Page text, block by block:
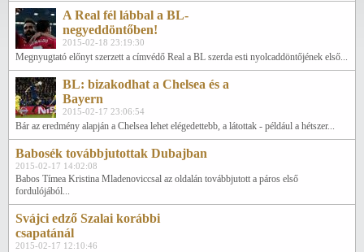
A Real fél lábbal a BL-
negyeddöntőben!
2015-02-18 23:19:30
Megnyugtató előnyt szerzett a címvédő Real a BL szerda esti nyolcaddöntőjének első...
BL: bizakodhat a Chelsea és a
Bayern
2015-02-17 23:06:54
Bár az eredmény alapján a Chelsea lehet elégedettebb, a látottak - például a hétszer...
Babosék továbbjutottak Dubajban
2015-02-17 14:02:08
Babos Tímea Kristina Mladenoviccsal az oldalán továbbjutott a páros első
fordulójából...
Svájci edző Szalai korábbi
csapatánál
2015-02-17 12:10:46